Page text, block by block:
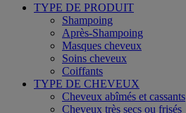
TYPE DE PRODUIT
Shampoing
Après-Shampoing
Masques cheveux
Soins cheveux
Coiffants
TYPE DE CHEVEUX
Cheveux abîmés et cassants
Cheveux très secs ou frisés